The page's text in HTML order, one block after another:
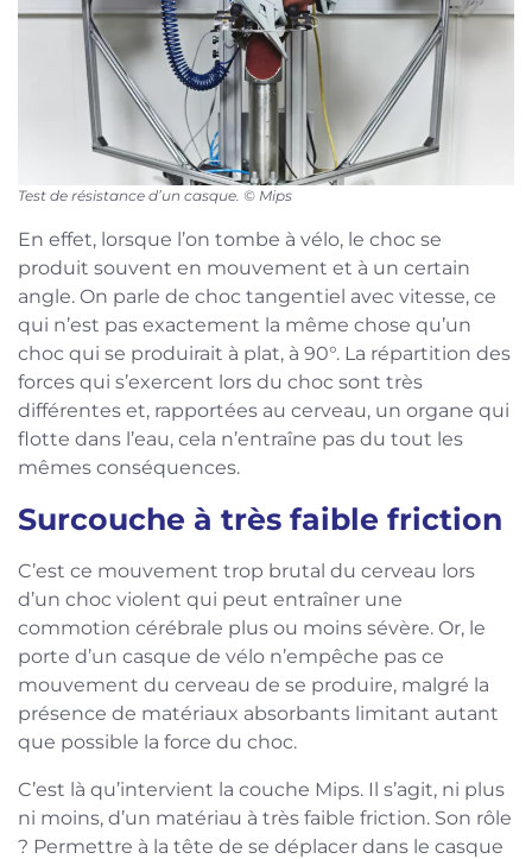
Test de résistance d’un casque. © Mips
En effet, lorsque l’on tombe à vélo, le choc se
produit souvent en mouvement et à un certain
angle. On parle de choc tangentiel avec vitesse, ce
qui n’est pas exactement la même chose qu’un
choc qui se produirait à plat, à 90°. La répartition des
forces qui s’exercent lors du choc sont très
différentes et, rapportées au cerveau, un organe qui
flotte dans l’eau, cela n’entraîne pas du tout les
mêmes conséquences.
Surcouche à très faible friction
C’est ce mouvement trop brutal du cerveau lors
d’un choc violent qui peut entraîner une
commotion cérébrale plus ou moins sévère. Or, le
porte d’un casque de vélo n’empêche pas ce
mouvement du cerveau de se produire, malgré la
présence de matériaux absorbants limitant autant
que possible la force du choc.
C’est là qu’intervient la couche Mips. Il s’agit, ni plus
ni moins, d’un matériau à très faible friction. Son rôle
? Permettre à la tête de se déplacer dans le casque